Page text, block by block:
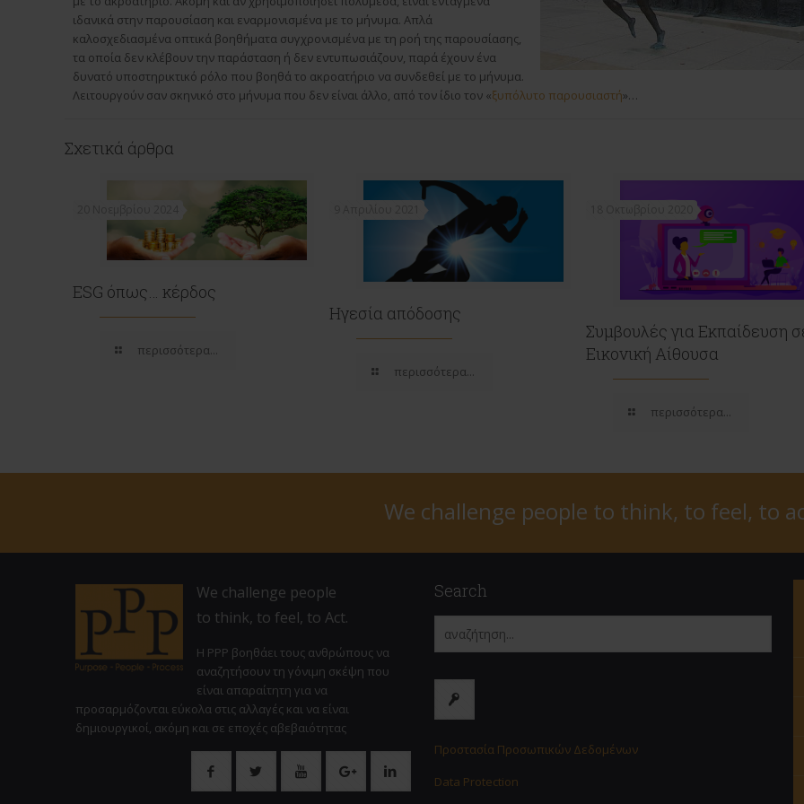
ιδανικά στην παρουσίαση και εναρμονισμένα με το μήνυμα. Απλά
καλοσχεδιασμένα οπτικά βοηθήματα συγχρονισμένα με τη ροή της παρουσίασης,
τα οποία δεν κλέβουν την παράσταση ή δεν εντυπωσιάζουν, παρά έχουν ένα
δυνατό υποστηρικτικό ρόλο που βοηθά το ακροατήριο να συνδεθεί με το μήνυμα.
Λειτουργούν σαν σκηνικό στο μήνυμα που δεν είναι άλλο, από τον ίδιο τον «ξυπόλυτο παρουσιαστή»…
Σχετικά άρθρα
ESG όπως… κέρδος
περισσότερα...
Ηγεσία απόδοσης
περισσότερα...
Συμβουλές για Εκπαίδευση
Εικονική Αίθουσα
περισσότερα...
We challenge people to think, to feel, to
We challenge people
to think, to feel, to Act.
Η PPP βοηθάει τους ανθρώπους να
αναζητήσουν τη γόνιμη σκέψη που
είναι απαραίτητη για να
προσαρμόζονται εύκολα στις αλλαγές και να είναι
δημιουργικοί, ακόμη και σε εποχές αβεβαιότητας
Search
Προστασία Προσωπικών Δεδομένων
Data Protection